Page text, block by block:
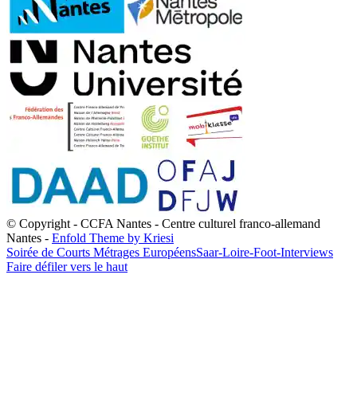
© Copyright - CCFA Nantes - Centre culturel franco-allemand
Nantes - Enfold Theme by Kriesi
Soirée de Courts Métrages EuropéensSaar-Loire-Foot-Interviews
Faire défiler vers le haut